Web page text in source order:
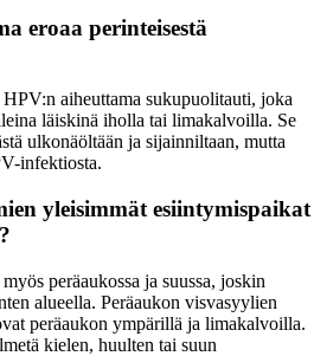
eroaa perinteisestä
aiheuttama sukupuolitauti, joka
läiskinä iholla tai limakalvoilla. Se
ulkonäöltään ja sijainniltaan, mutta
infektiosta.
yleisimmät esiintymispaikat
peräaukossa ja suussa, joskin
alueella. Peräaukon visvasyylien
peräaukon ympärillä ja limakalvoilla.
kielen, huulten tai suun